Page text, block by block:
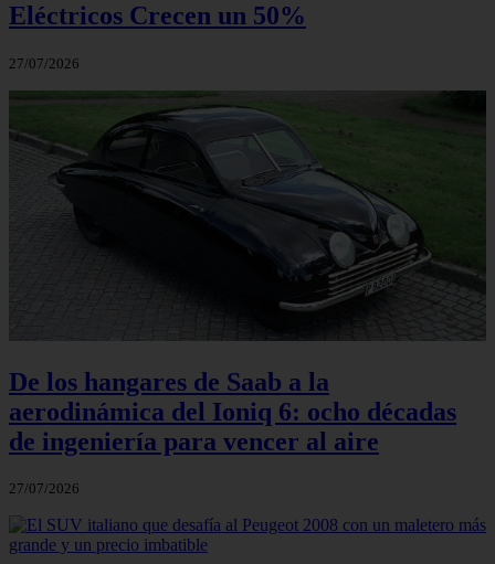
Eléctricos Crecen un 50%
27/07/2026
De los hangares de Saab a la
aerodinámica del Ioniq 6: ocho décadas
de ingeniería para vencer al aire
27/07/2026